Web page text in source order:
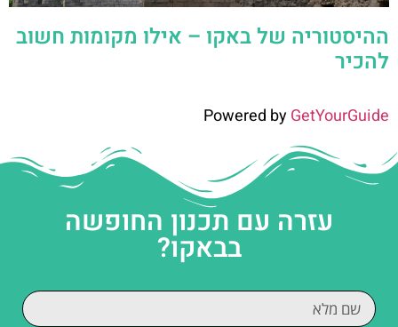
ההיסטוריה של באקו – אילו מקומות חשוב
להכיר
Powered byGetYourGuide
עזרה עם תכנון החופשה
בבאקו?